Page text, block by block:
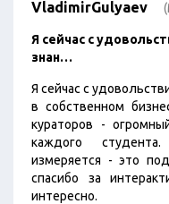
VladimirGulyaev
Я сейчас с
знан…
Я сейчас с
в собственном
кураторов -
каждого
измеряется - это
спасибо за
интересно.